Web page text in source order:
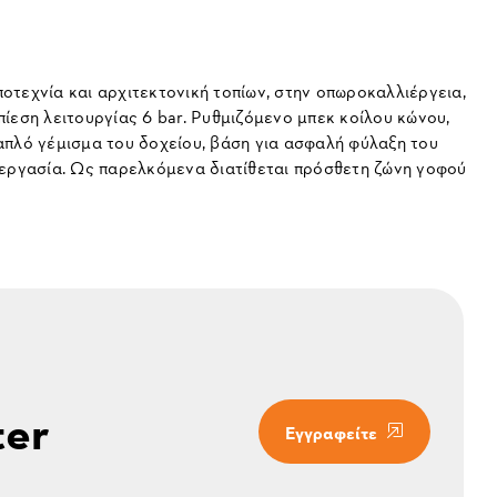
και αρχιτεκτονική τοπίων, στην οπωροκαλλιέργεια,
λειτουργίας 6 bar. Ρυθμιζόμενο μπεκ κοίλου κώνου,
γέμισμα του δοχείου, βάση για ασφαλή φύλαξη του
Ως παρελκόμενα διατίθεται πρόσθετη ζώνη γοφού
Εγγραφείτε